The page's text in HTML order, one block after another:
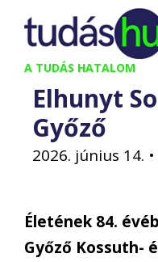
Kilépés
tartalomba
A TUDÁS HATALOM
Elhunyt
Győző
2026. június 14. •
Életének 84.
Győző Kossuth-